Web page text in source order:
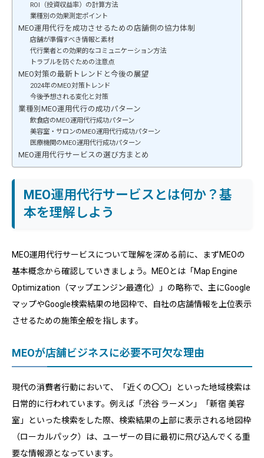
ROI（投資収益率）の計算方法
業種別の効果測定ポイント
MEO運用代行を成功させるための店舗側の協力体制
店舗が準備すべき情報と素材
代行業者との効果的なコミュニケーション方法
トラブルを防ぐための注意点
MEO対策の最新トレンドと今後の展望
2024年のMEO対策トレンド
今後予想される変化と対策
業種別MEO運用代行の成功パターン
飲食店のMEO運用代行成功パターン
美容室・サロンのMEO運用代行成功パターン
医療機関のMEO運用代行成功パターン
MEO運用代行サービスの選び方まとめ
MEO運用代行サービスとは何か？基
本を理解しよう
MEO運用代行サービスについて理解を深める前に、まずMEOの
基本概念から確認していきましょう。MEOとは「Map Engine
Optimization（マップエンジン最適化）」の略称で、主にGoogle
マップやGoogle検索結果の地図枠で、自社の店舗情報を上位表示
させるための施策全般を指します。
MEOが店舗ビジネスに必要不可欠な理由
現代の消費者行動において、「近くの〇〇」といった地域検索は
日常的に行われています。例えば「渋谷 ラーメン」「新宿 美容
室」といった検索をした際、検索結果の上部に表示される地図枠
（ローカルパック）は、ユーザーの目に最初に飛び込んでくる重
要な情報源となっています。